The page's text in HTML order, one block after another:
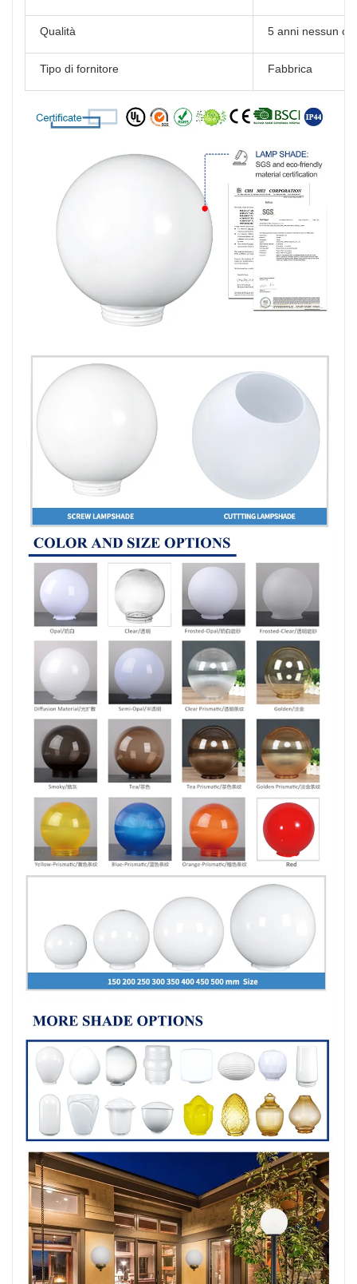
Qualità 5 anni nessun
Tipo di fornitore Fabbrica